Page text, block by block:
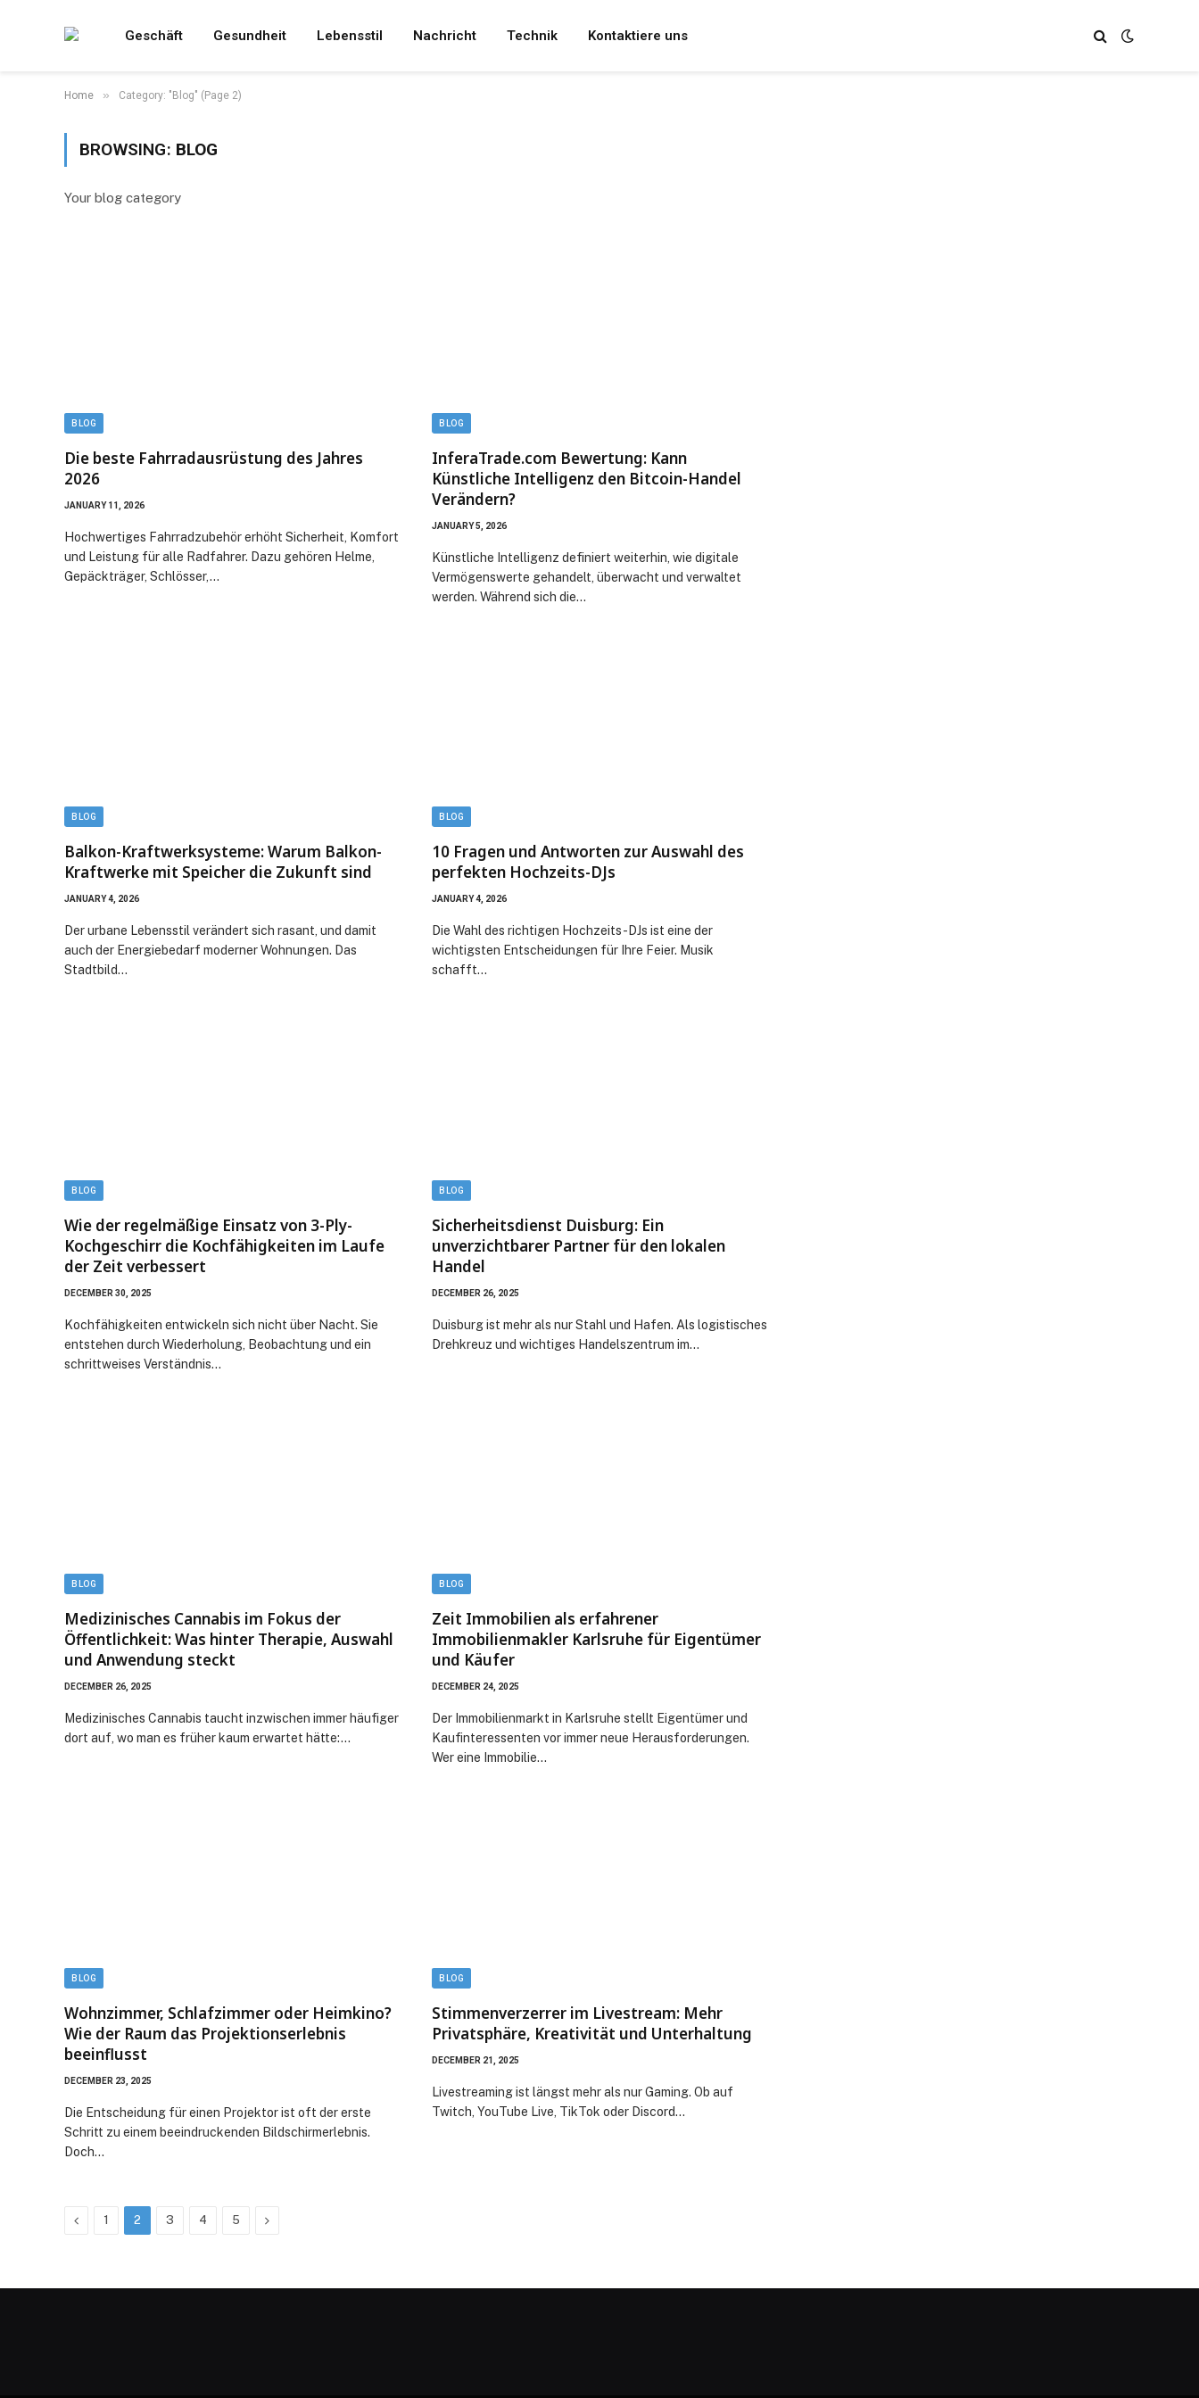
Geschäft Gesundheit Lebensstil Nachricht Technik Kontaktiere uns
Home » Category: "Blog" (Page 2)
BROWSING: BLOG
Your blog category
BLOG
Die beste Fahrradausrüstung des Jahres
2026
JANUARY 11, 2026
Hochwertiges Fahrradzubehör erhöht Sicherheit, Komfort
und Leistung für alle Radfahrer. Dazu gehören Helme,
Gepäckträger, Schlösser,…
BLOG
InferaTrade.com Bewertung: Kann
Künstliche Intelligenz den Bitcoin-Handel
Verändern?
JANUARY 5, 2026
Künstliche Intelligenz definiert weiterhin, wie digitale
Vermögenswerte gehandelt, überwacht und verwaltet
werden. Während sich die…
BLOG
Balkon-Kraftwerksysteme: Warum Balkon-
Kraftwerke mit Speicher die Zukunft sind
JANUARY 4, 2026
Der urbane Lebensstil verändert sich rasant, und damit
auch der Energiebedarf moderner Wohnungen. Das
Stadtbild…
BLOG
10 Fragen und Antworten zur Auswahl des
perfekten Hochzeits-DJs
JANUARY 4, 2026
Die Wahl des richtigen Hochzeits-DJs ist eine der
wichtigsten Entscheidungen für Ihre Feier. Musik
schafft…
BLOG
Wie der regelmäßige Einsatz von 3-Ply-
Kochgeschirr die Kochfähigkeiten im Laufe
der Zeit verbessert
DECEMBER 30, 2025
Kochfähigkeiten entwickeln sich nicht über Nacht. Sie
entstehen durch Wiederholung, Beobachtung und ein
schrittweises Verständnis…
BLOG
Sicherheitsdienst Duisburg: Ein
unverzichtbarer Partner für den lokalen
Handel
DECEMBER 26, 2025
Duisburg ist mehr als nur Stahl und Hafen. Als logistisches
Drehkreuz und wichtiges Handelszentrum im…
BLOG
Medizinisches Cannabis im Fokus der
Öffentlichkeit: Was hinter Therapie, Auswahl
und Anwendung steckt
DECEMBER 26, 2025
Medizinisches Cannabis taucht inzwischen immer häufiger
dort auf, wo man es früher kaum erwartet hätte:…
BLOG
Zeit Immobilien als erfahrener
Immobilienmakler Karlsruhe für Eigentümer
und Käufer
DECEMBER 24, 2025
Der Immobilienmarkt in Karlsruhe stellt Eigentümer und
Kaufinteressenten vor immer neue Herausforderungen.
Wer eine Immobilie…
BLOG
Wohnzimmer, Schlafzimmer oder Heimkino?
Wie der Raum das Projektionserlebnis
beeinflusst
DECEMBER 23, 2025
Die Entscheidung für einen Projektor ist oft der erste
Schritt zu einem beeindruckenden Bildschirmerlebnis.
Doch…
BLOG
Stimmenverzerrer im Livestream: Mehr
Privatsphäre, Kreativität und Unterhaltung
DECEMBER 21, 2025
Livestreaming ist längst mehr als nur Gaming. Ob auf
Twitch, YouTube Live, TikTok oder Discord…
Previous
1 2 3 4 5 Next